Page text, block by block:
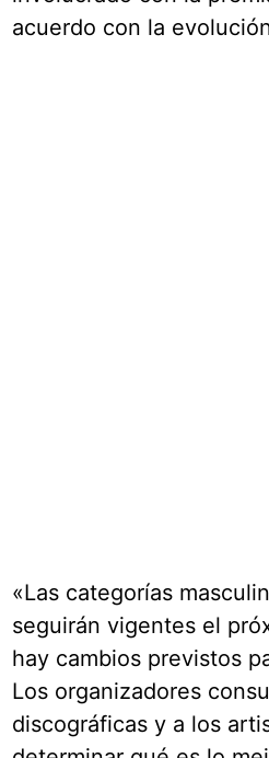
acuerdo con la
«Las categorías
seguirán vigentes el
hay cambios previstos
Los organizadores
discográficas y a los